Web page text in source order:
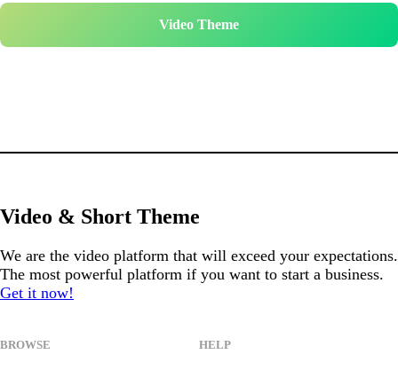
Video Theme
Video & Short Theme
We are the video platform that will exceed your expectations.
The most powerful platform if you want to start a business.
Get it now!
BROWSE HELP